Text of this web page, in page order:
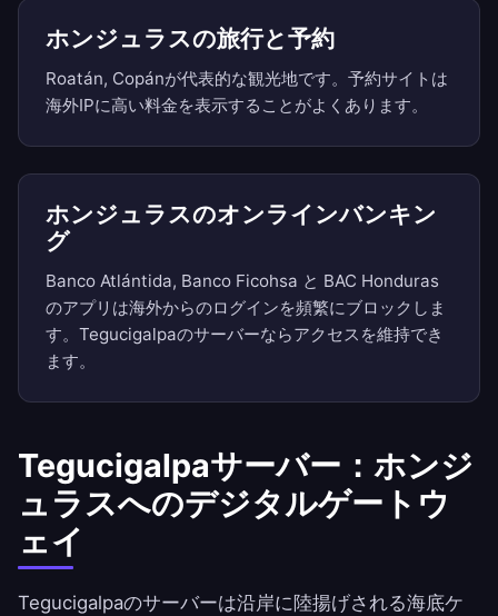
ホンジュラスの旅行と予約
Roatán, Copánが代表的な観光地です。予約サイトは
海外IPに高い料金を表示することがよくあります。
ホンジュラスのオンラインバンキン
グ
Banco Atlántida, Banco Ficohsa と BAC Honduras
のアプリは海外からのログインを頻繁にブロックしま
す。Tegucigalpaのサーバーならアクセスを維持でき
ます。
Tegucigalpaサーバー：ホンジ
ュラスへのデジタルゲートウ
ェイ
Tegucigalpaのサーバーは沿岸に陸揚げされる海底ケ